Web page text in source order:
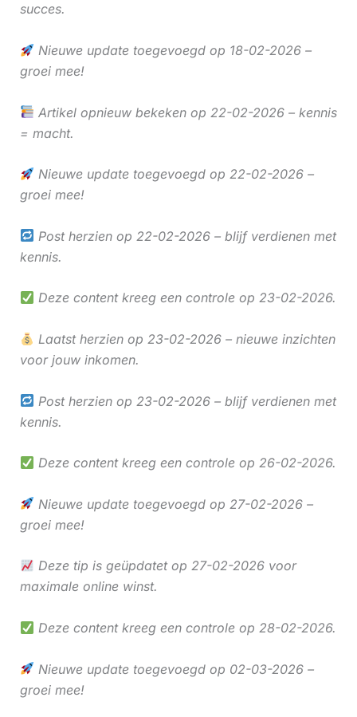
succes.
Nieuwe update toegevoegd op 18-02-2026 –
groei mee!
Artikel opnieuw bekeken op 22-02-2026 – kennis
= macht.
Nieuwe update toegevoegd op 22-02-2026 –
groei mee!
Post herzien op 22-02-2026 – blijf verdienen met
kennis.
Deze content kreeg een controle op 23-02-2026.
Laatst herzien op 23-02-2026 – nieuwe inzichten
voor jouw inkomen.
Post herzien op 23-02-2026 – blijf verdienen met
kennis.
Deze content kreeg een controle op 26-02-2026.
Nieuwe update toegevoegd op 27-02-2026 –
groei mee!
Deze tip is geüpdatet op 27-02-2026 voor
maximale online winst.
Deze content kreeg een controle op 28-02-2026.
Nieuwe update toegevoegd op 02-03-2026 –
groei mee!